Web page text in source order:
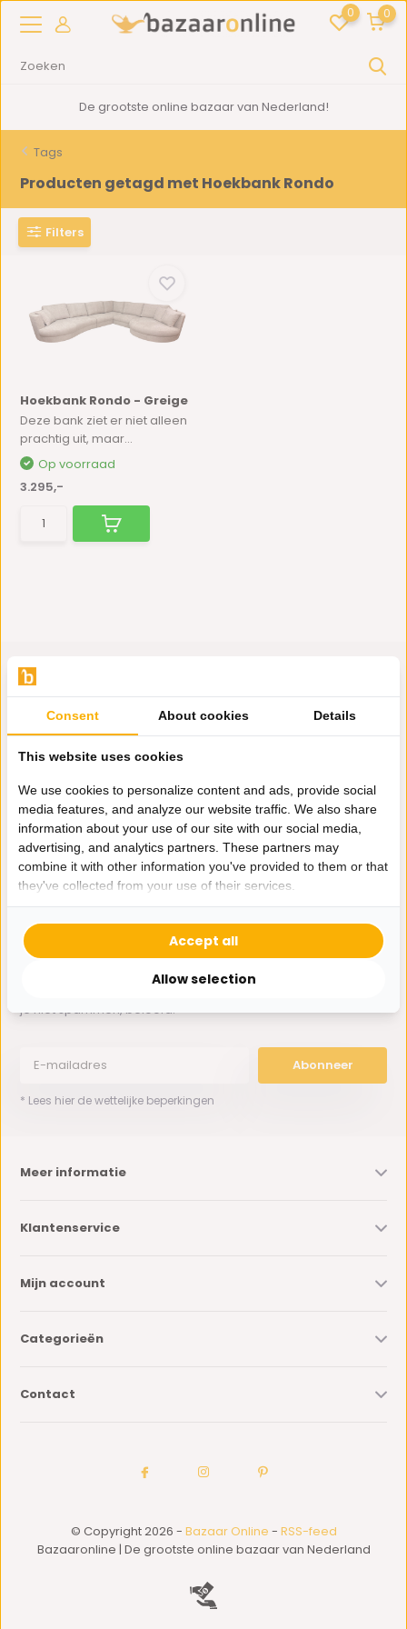
0 0
De grootste online bazaar van Nederland!
Tags
Producten getagd met Hoekbank Rondo
Filters
Hoekbank Rondo - Greige
Deze bank ziet er niet alleen
prachtig uit, maar...
Op voorraad
3.295,-
Hulp nodig?
Wij zitten voor je klaar.
Whatsapp ons
0162-231130
klantenservice@bazaaronline.nl
Ontvang de nieuwste aanbiedingen en promoties. We zullen
je niet spammen, beloofd.
Abonneer
* Lees hier de wettelijke beperkingen
Meer informatie
Klantenservice
Mijn account
Categorieën
Contact
© Copyright 2026 - Bazaar Online - RSS-feed
Bazaaronline | De grootste online bazaar van Nederland
Consent About cookies Details
This website uses cookies
We use cookies to personalize content and ads, provide social
media features, and analyze our website traffic. We also share
information about your use of our site with our social media,
advertising, and analytics partners. These partners may
combine it with other information you've provided to them or that
they've collected from your use of their services.
Allow selection
Accept all